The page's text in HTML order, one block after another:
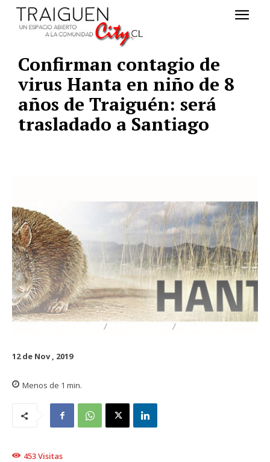
Confirman contagio de
virus Hanta en niño de 8
años de Traiguén: será
trasladado a Santiago
12 de Nov , 2019
Menos de 1 min.
453Visitas